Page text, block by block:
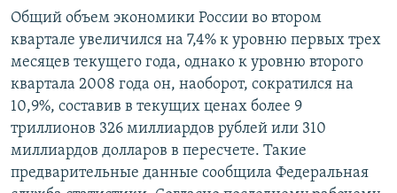
поиску
СЕВЕР.РЕАЛИИ
СИБИРЬ.РЕАЛИИ
РАСПИСАНИЕ ВЕЩАНИЯ
ПОДПИШИТЕСЬ НА РАССЫЛКУ
Общий объем экономики России во втором
квартале увеличился на 7,4% к уровню первых трех
месяцев текущего года, однако к уровню второго
квартала 2008 года он, наоборот, сократился на
10,9%, составив в текущих ценах более 9
триллионов 326 миллиардов рублей или 310
миллиардов долларов в пересчете. Такие
предварительные данные сообщила Федеральная